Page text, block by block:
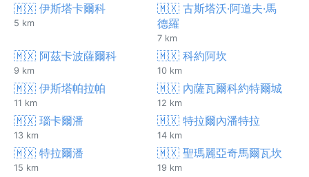
🇲🇽 伊斯塔卡爾科
5 km
🇲🇽 古斯塔沃·阿道夫·馬
德羅
7 km
🇲🇽 阿茲卡波薩爾科
9 km
🇲🇽 科約阿坎
10 km
🇲🇽 伊斯塔帕拉帕
11 km
🇲🇽 內薩瓦爾科約特爾城
12 km
🇲🇽 瑙卡爾潘
13 km
🇲🇽 特拉爾內潘特拉
14 km
🇲🇽 特拉爾潘
15 km
🇲🇽 聖瑪麗亞奇馬爾瓦坎
19 km